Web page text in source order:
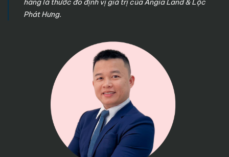
hàng là thước đo định vị giá trị của Angia Land & Lộc
Phát Hưng.